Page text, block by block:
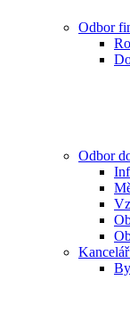
Odbor
Odbor